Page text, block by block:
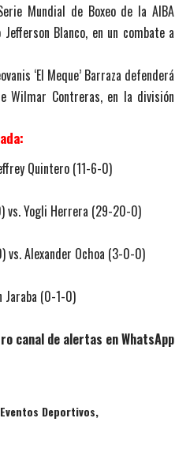
Mundial de Boxeo de la AIBA
Blanco, en un combate a
‘El Meque’ Barraza defenderá
Wilmar Contreras, en la división
Quintero (11-6-0)
vs. Yogli Herrera (29-20-0)
vs. Alexander Ochoa (3-0-0)
Jaraba (0-1-0)
canal de alertas en WhatsApp
Eventos Deportivos